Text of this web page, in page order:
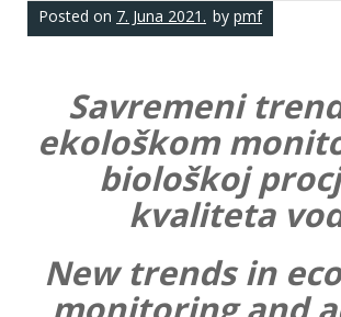
Posted on 7. Juna 2021. by pmf
Savremeni
ekološkom
biološkoj
kvaliteta
New trends in